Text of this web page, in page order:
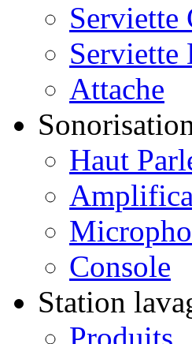
Serviette
Serviette
Attache
Haut
Console
Station